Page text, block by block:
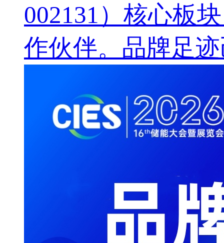
002131）核心板
作伙伴。品牌足